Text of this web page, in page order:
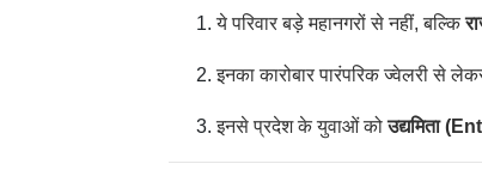
ये परिवार बड़े महानगरों से नहीं, बल्कि
इनका कारोबार पारंपरिक ज्वेलरी
इनसे प्रदेश के युवाओं कोउद्यमिता